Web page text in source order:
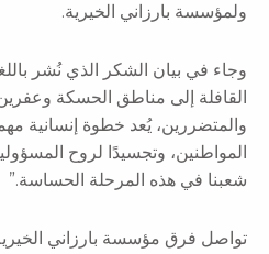
ولمؤسسة بارزاني الخيرية.
وجاء في بيان الشكر الذي نُشر
القافلة إلى مناطق الحسكة
والمتضررين، يُعد خطوة إنسانية
المواطنين، وتجسيدًا لروح
شعبنا في هذه المرحلة الحساسة.”
تواصل فرق مؤسسة بارزاني